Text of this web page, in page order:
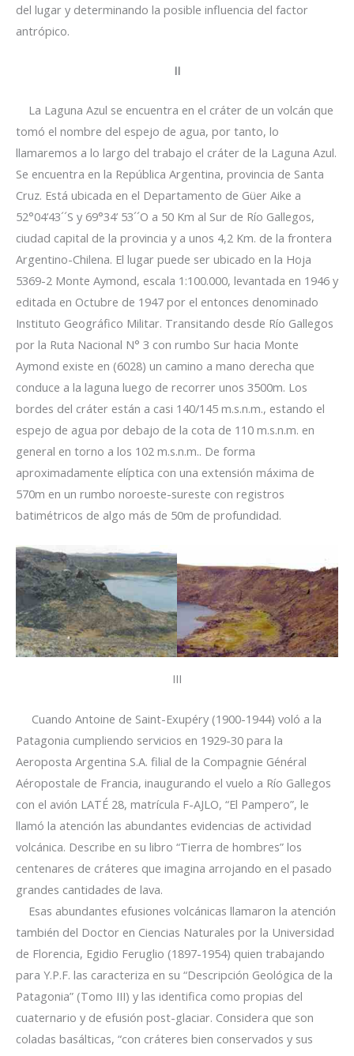
del lugar y determinando la posible influencia del factor
antrópico.
II
La Laguna Azul se encuentra en el cráter de un volcán que
tomó el nombre del espejo de agua, por tanto, lo
llamaremos a lo largo del trabajo el cráter de la Laguna Azul.
Se encuentra en la República Argentina, provincia de Santa
Cruz. Está ubicada en el Departamento de Güer Aike a
52°04’43´´S y 69°34’ 53´´O a 50 Km al Sur de Río Gallegos,
ciudad capital de la provincia y a unos 4,2 Km. de la frontera
Argentino-Chilena. El lugar puede ser ubicado en la Hoja
5369-2 Monte Aymond, escala 1:100.000, levantada en 1946 y
editada en Octubre de 1947 por el entonces denominado
Instituto Geográfico Militar. Transitando desde Río Gallegos
por la Ruta Nacional N° 3 con rumbo Sur hacia Monte
Aymond existe en (6028) un camino a mano derecha que
conduce a la laguna luego de recorrer unos 3500m. Los
bordes del cráter están a casi 140/145 m.s.n.m., estando el
espejo de agua por debajo de la cota de 110 m.s.n.m. en
general en torno a los 102 m.s.n.m.. De forma
aproximadamente elíptica con una extensión máxima de
570m en un rumbo noroeste-sureste con registros
batimétricos de algo más de 50m de profundidad.
III
Cuando Antoine de Saint-Exupéry (1900-1944) voló a la
Patagonia cumpliendo servicios en 1929-30 para la
Aeroposta Argentina S.A. filial de la Compagnie Général
Aéropostale de Francia, inaugurando el vuelo a Río Gallegos
con el avión LATÉ 28, matrícula F-AJLO, “El Pampero”, le
llamó la atención las abundantes evidencias de actividad
volcánica. Describe en su libro “Tierra de hombres” los
centenares de cráteres que imagina arrojando en el pasado
grandes cantidades de lava.
Esas abundantes efusiones volcánicas llamaron la atención
también del Doctor en Ciencias Naturales por la Universidad
de Florencia, Egidio Feruglio (1897-1954) quien trabajando
para Y.P.F. las caracteriza en su “Descripción Geológica de la
Patagonia” (Tomo III) y las identifica como propias del
cuaternario y de efusión post-glaciar. Considera que son
coladas basálticas, “con cráteres bien conservados y sus